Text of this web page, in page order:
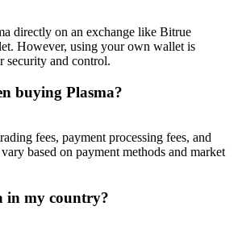
directly on an exchange like Bitrue
However, using your own wallet is
security and control.
buying Plasma?
fees, payment processing fees, and
based on payment methods and market
in my country?